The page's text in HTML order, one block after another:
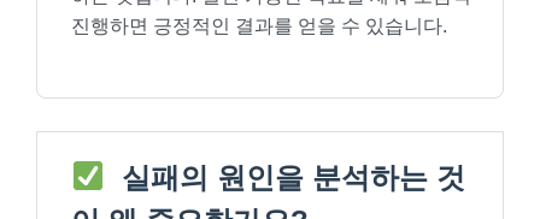
진행하면 긍정적인 결과를 얻을 수 있습니다.
실패의 원인을 분석하는 것